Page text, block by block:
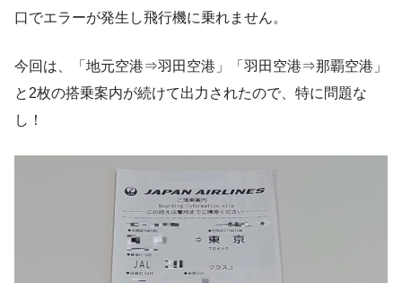
口でエラーが発生し飛行機に乗れません。
今回は、「地元空港⇒羽田空港」「羽田空港⇒那覇空港」
と2枚の搭乗案内が続けて出力されたので、特に問題な
し！